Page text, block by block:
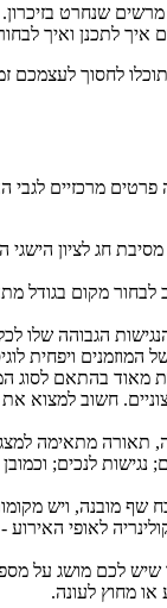
שנחרט
איך לתכנן ואיך
לחסוך לעצמכם
פרטים מרכזיים
חג לציון
מקום בגודל
הגבוהה שלו לכל
המוזמנים ויפחית
מאוד בהתאם לסוג
חשוב למצוא
מתאימה
נגישות לנכים;
ויש מקומות
לאופי האירוע
לכם מושג על מספר
מחוץ לעונה.